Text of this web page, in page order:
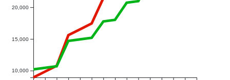
10,000
15,000
20,000